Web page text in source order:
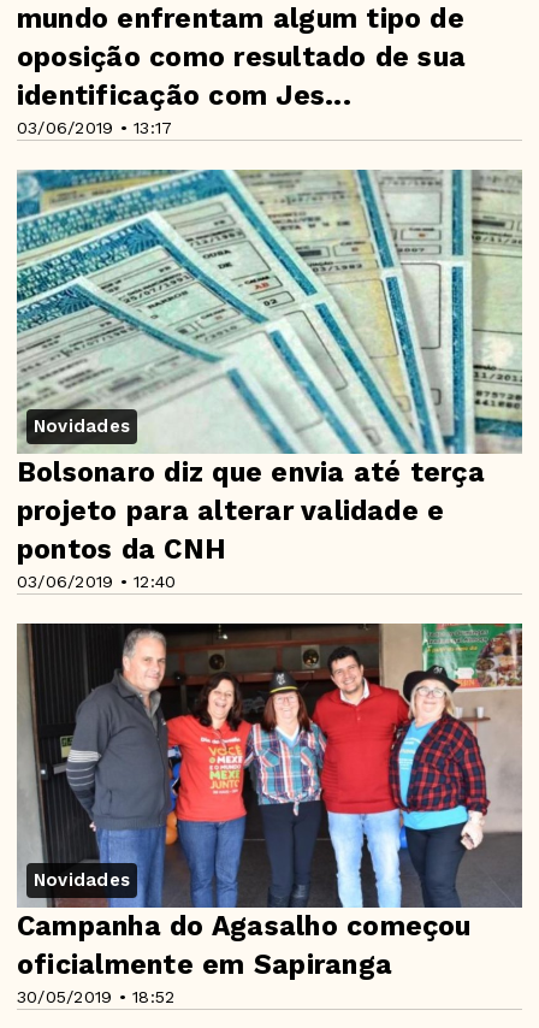
03/06/2019 • 13:17
mundo enfrentam algum tipo de
oposição como resultado de sua
identificação com Jes...
Novidades
03/06/2019 • 12:40
Bolsonaro diz que envia até terça
projeto para alterar validade e
pontos da CNH
Novidades
30/05/2019 • 18:52
Campanha do Agasalho começou
oficialmente em Sapiranga